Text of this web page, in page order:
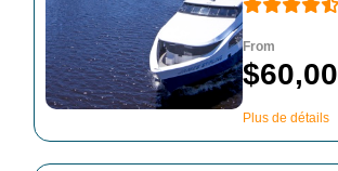
From
$60,00
Plus de détails